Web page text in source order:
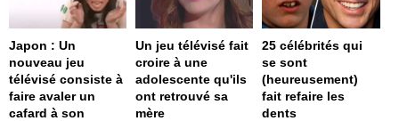
Japon : Un
nouveau jeu
télévisé consiste à
faire avaler un
cafard à son
Un jeu télévisé fait
croire à une
adolescente qu'ils
ont retrouvé sa
mère
25 célébrités qui
se sont
(heureusement)
fait refaire les
dents